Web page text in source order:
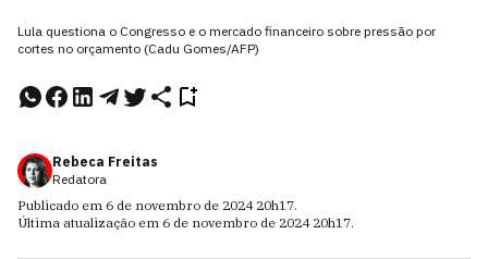
Lula questiona o Congresso e o mercado financeiro sobre pressão por
cortes no orçamento (Cadu Gomes/AFP)
Rebeca Freitas
Redatora
Publicado em 6 de novembro de 2024 20h17.
Última atualização em 6 de novembro de 2024 20h17.